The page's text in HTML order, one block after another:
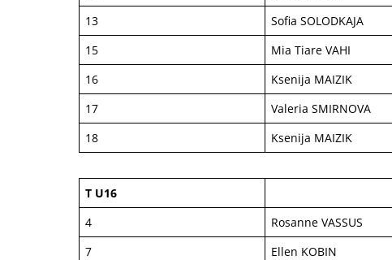
13
Sofia SOLODKAJA
15
Mia Tiare VAHI
16
Ksenija MAIZIK
17
Valeria SMIRNOVA
18
Ksenija MAIZIK
T U16
4
Rosanne VASSUS
7
Ellen KOBIN